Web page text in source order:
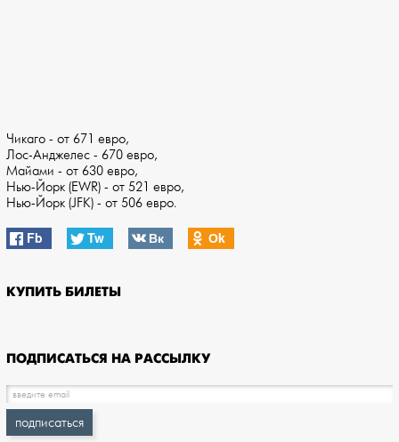
Чикаго - от 671 евро,
Лос-Анджелес - 670 евро,
Майами - от 630 евро,
Нью-Йорк (EWR) - от 521 евро,
Нью-Йорк (JFK) - от 506 евро.
Fb Tw Вк Оk
КУПИТЬ БИЛЕТЫ
ПОДПИСАТЬСЯ НА РАССЫЛКУ